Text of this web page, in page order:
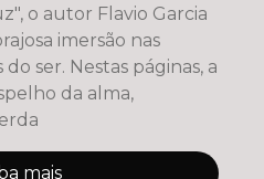
o autor Flavio Garcia
imersão nas
ser. Nestas páginas, a
da alma,
mais